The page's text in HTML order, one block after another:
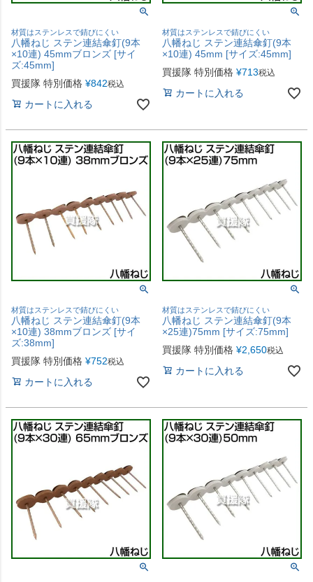
材質はステンレスで錆びにくい
八幡ねじ ステン連結傘釘(9本
×10連) 45mmブロンズ [サイ
ズ:45mm]
買援隊 特別価格 ¥842税込
カートに入れる
材質はステンレスで錆びにくい
八幡ねじ ステン連結傘釘(9本
×10連) 45mm [サイズ:45mm]
買援隊 特別価格 ¥713税込
カートに入れる
材質はステンレスで錆びにくい
八幡ねじ ステン連結傘釘(9本
×10連) 38mmブロンズ [サイ
ズ:38mm]
買援隊 特別価格 ¥752税込
カートに入れる
材質はステンレスで錆びにくい
八幡ねじ ステン連結傘釘(9本
×25連)75mm [サイズ:75mm]
買援隊 特別価格 ¥2,650税込
カートに入れる